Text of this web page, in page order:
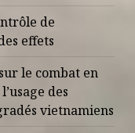
de
effets
le combat en
des
vietnamiens